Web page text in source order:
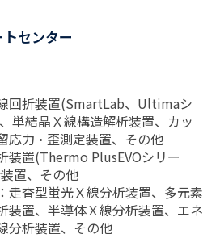
センター
回折装置(SmartLab、Ultimaシ
単結晶Ｘ線構造解析装置、カッ
応力・歪測定装置、その他
装置(Thermo PlusEVOシリー
置、その他
走査型蛍光Ｘ線分析装置、多元素
装置、半導体Ｘ線分析装置、エネ
分析装置、その他